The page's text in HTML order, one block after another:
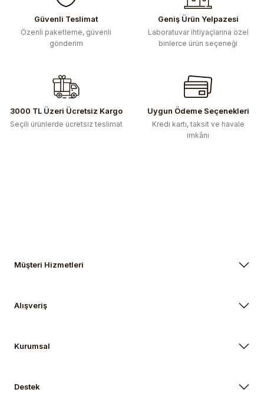
Güvenli Teslimat
Özenli paketleme, güvenli
gönderim
Geniş Ürün Yelpazesi
Laboratuvar ihtiyaçlarına özel
binlerce ürün seçeneği
3000 TL Üzeri Ücretsiz Kargo
Seçili ürünlerde ücretsiz teslimat
Uygun Ödeme Seçenekleri
Kredi kartı, taksit ve havale
imkânı
Müşteri Hizmetleri
Alışveriş
Kurumsal
Destek